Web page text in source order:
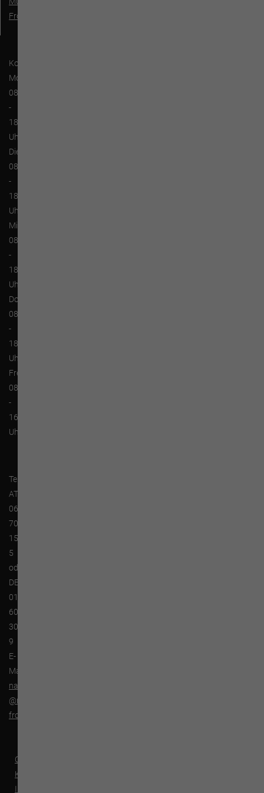
Fröhlich
Kontaktzeiten:
Montag:
08:00
-
18:00
Uhr
Dienstag:
08:00
-
18:00
Uhr
Mittwoch:
08:00
-
18:00
Uhr
Donnerstag:
08:00
-
18:00
Uhr
Freitag:
08:00
-
16:00
Uhr
Tel.:
AT
0670-
703
157
5
oder
DE
0173-
600
300
9
E-
Mail:
nadine.bollmann
@musikschule-
froehlich.at
Cookies
Kontakt
Impressum